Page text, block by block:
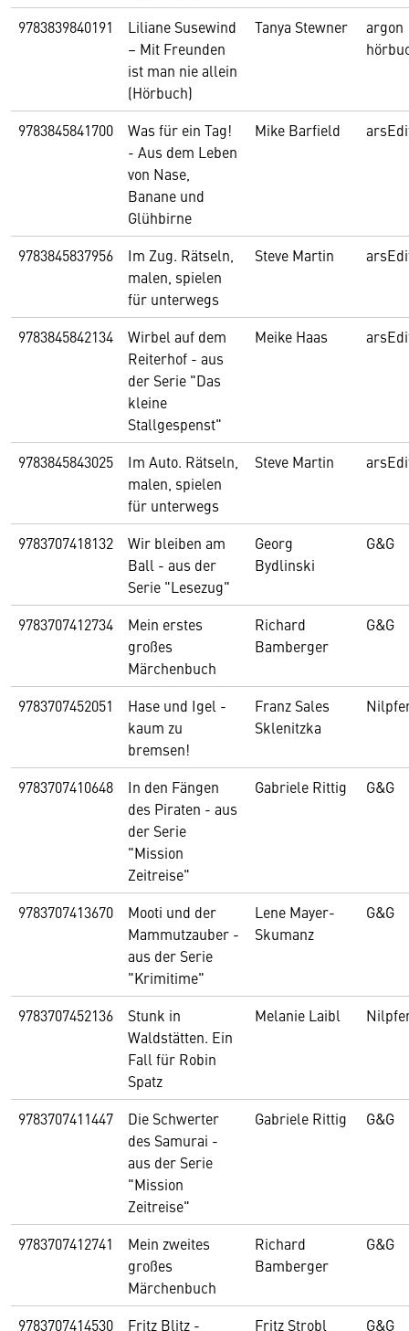
9783839840191
Liliane Susewind
– Mit Freunden
ist man nie allein
(Hörbuch)
Tanya Stewner
argon
9783845841700
Was für ein Tag!
- Aus dem Leben
von Nase,
Banane und
Glühbirne
Mike Barfield
9783845837956
Im Zug. Rätseln,
malen, spielen
für unterwegs
Steve Martin
9783845842134
Wirbel auf dem
Reiterhof - aus
der Serie "Das
kleine
Stallgespenst"
Meike Haas
9783845843025
Im Auto. Rätseln,
malen, spielen
für unterwegs
Steve Martin
9783707418132
Wir bleiben am
Ball - aus der
Serie "Lesezug"
Georg
Bydlinski
G&G
9783707412734
Mein erstes
großes
Märchenbuch
Richard
Bamberger
G&G
9783707452051
Hase und Igel -
kaum zu
bremsen!
Franz Sales
Sklenitzka
9783707410648
In den Fängen
des Piraten - aus
der Serie
"Mission
Zeitreise"
Gabriele Rittig G&G
9783707413670
Mooti und der
Mammutzauber -
aus der Serie
"Krimitime"
Lene Mayer-
Skumanz
G&G
9783707452136
Stunk in
Waldstätten. Ein
Fall für Robin
Spatz
Melanie Laibl
9783707411447
Die Schwerter
des Samurai -
aus der Serie
"Mission
Zeitreise"
Gabriele Rittig G&G
9783707412741
Mein zweites
großes
Märchenbuch
Richard
Bamberger
G&G
9783707414530 Fritz Blitz - Fritz Strobl G&G